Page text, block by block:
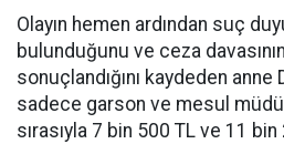
Olayın hemen ardından suç
bulunduğunu ve ceza
sonuçlandığını kaydeden
sadece garson ve mesul
sırasıyla 7 bin 500 TL ve 11